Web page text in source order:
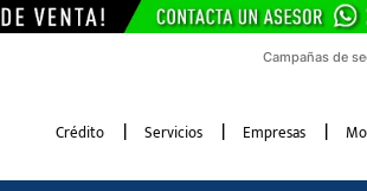
Campañas de
Crédito Servicios Empresas